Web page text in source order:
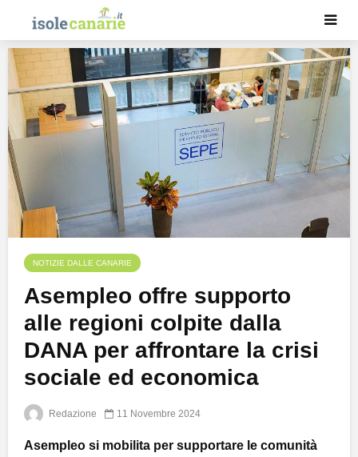
NOTIZIE DALLE CANARIE
Asempleo offre supporto
alle regioni colpite dalla
DANA per affrontare la crisi
sociale ed economica
Redazione 11 Novembre 2024
Asempleo si mobilita per supportare le comunità